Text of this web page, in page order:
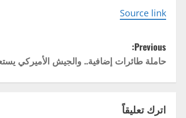
Source link
P
o
s
t
Previous:
حاملة طائرات إضافية.. والجيش الأميركي
اترك تعليقاً